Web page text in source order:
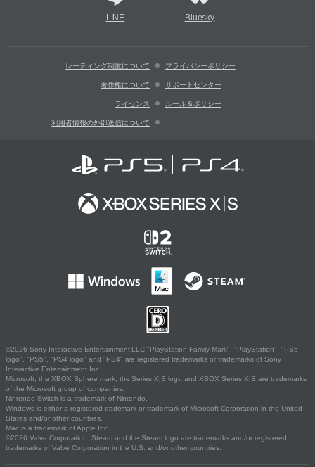
LINE Bluesky
レーティング制度について プライバシーポリシー
著作権について サポートセンター
ライセンス ルール＆ポリシー
利用者情報の外部送信について
©2026 Sony Interactive Entertainment LLC."PlayStation Family Mark", "PlayStation", "PS5
logo", "PS5", "PS4 logo" and "PS4" are registered trademarks or trademarks of Sony
Interactive Entertainment Inc.
Microsoft, the XBOX Sphere mark, the Series X|S logo and XBOX Series X|S are trademarks
of the Microsoft group of companies.
Nintendo Switch is a trademark of Nintendo.
Windows is either a registered trademark or trademark of Microsoft Corporation in the United
States and/or other countries.
Mac is a trademark of Apple Inc.
©2026 Valve Corporation. Steam and the Steam logo are trademarks and/or registered
trademarks of Valve Corporation in the U.S. and/or other countries.